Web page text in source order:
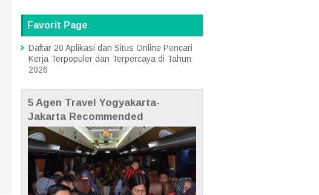
Favorit Page
Daftar 20 Aplikasi dan Situs Online Pencari
Kerja Terpopuler dan Terpercaya di Tahun
2026
5 Agen Travel Yogyakarta-
Jakarta Recommended